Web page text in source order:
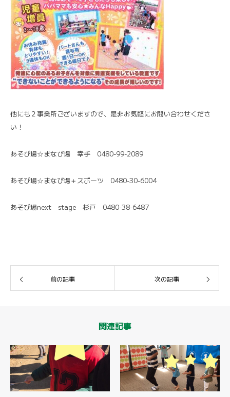
他にも２事業所ございますので、是非お気軽にお問い合わせくださ
い！
あそび場☆まなび場 幸手 0480-99-2089
あそび場☆まなび場＋スポーツ 0480-30-6004
あそび場next stage 杉戸 0480-38-6487
前の記事 次の記事
関連記事